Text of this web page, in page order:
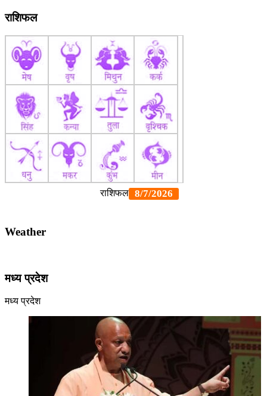
राशिफल
Weather
मध्य प्रदेश
मध्य प्रदेश